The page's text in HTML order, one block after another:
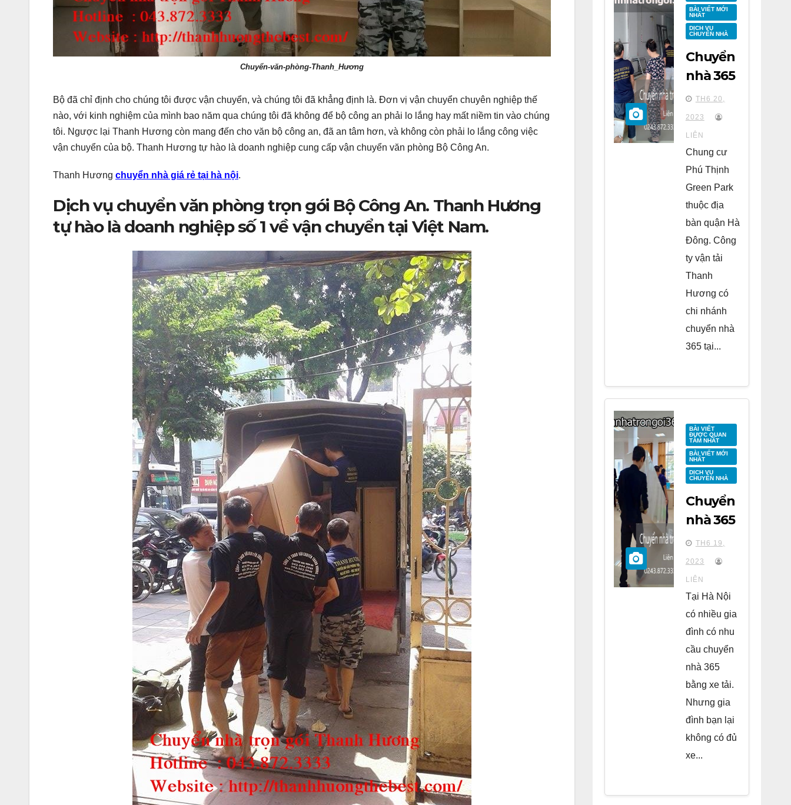
Chuyển-văn-phòng-Thanh_Hương
Bộ đã chỉ định cho chúng tôi được vận chuyển, và chúng tôi đã khẳng định là. Đơn vị vận chuyển chuyên nghiệp thế
nào, với kinh nghiệm của mình bao năm qua chúng tôi đã không để bộ công an phải lo lắng hay mất niềm tin vào chúng
tôi. Ngược lại Thanh Hương còn mang đến cho văn bộ công an, đã an tâm hơn, và không còn phải lo lắng công việc
vận chuyển của bộ. Thanh Hương tự hào là doanh nghiệp cung cấp vận chuyển văn phòng Bộ Công An.
Thanh Hương chuyển nhà giá rẻ tại hà nội.
Dịch vụ chuyển văn phòng trọn gói Bộ Công An. Thanh Hương
tự hào là doanh nghiệp số 1 về vận chuyển tại Việt Nam.
BÀI VIẾT MỚI
NHẤT
DỊCH VỤ
CHUYỂN NHÀ
Chuyển
nhà 365
tại
chung
cư Phú
Thịnh
Green
Park Hà
Đông
TH6 20,
2023
LIÊN
Chung cư
Phú Thịnh
Green Park
thuộc địa
bàn quận Hà
Đông. Công
ty vận tải
Thanh
Hương có
chi nhánh
chuyển nhà
365 tại...
BÀI VIẾT
ĐƯỢC QUAN
TÂM NHẤT
BÀI VIẾT MỚI
NHẤT
DỊCH VỤ
CHUYỂN NHÀ
Chuyển
nhà 365
tại
chung
cư Park
Kiara Hà
Đông
TH6 19,
2023
LIÊN
Tại Hà Nội
có nhiều gia
đình có nhu
cầu chuyển
nhà 365
bằng xe tải.
Nhưng gia
đình bạn lại
không có đủ
xe...